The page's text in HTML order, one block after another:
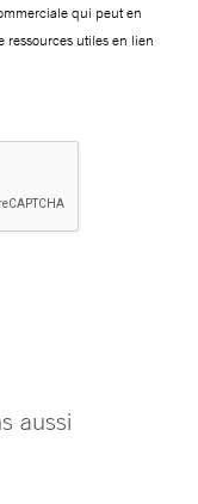
qui peut en
utiles en lien
aussi